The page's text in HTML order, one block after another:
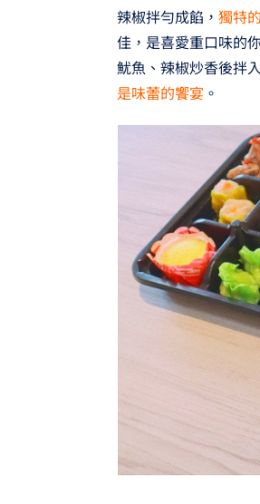
辣椒拌勻成餡， 獨特
佳，是喜愛重口味的
魷魚、辣椒炒香後拌
是味蕾的饗宴 。